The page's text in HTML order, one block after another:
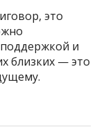
это
и
близких — это